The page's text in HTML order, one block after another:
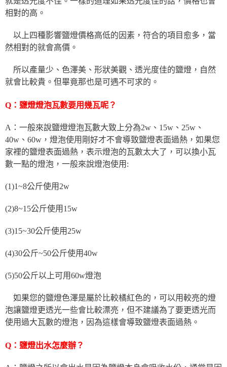
相對的高。
以上四種影響鹽燈價格高低的因素，符合的項目愈多，當
然相對的就會高價。
所以產量少、色澤美、形狀美觀、透光度佳的鹽燈，自然
就會比較貴。但畢竟那也是可遇不可求的。
Q：鹽燈燈泡瓦數要用幾瓦呢？
A：一般來說鹽燈燈泡瓦數大致上分為2w、15w、25w、
40w、60w，燈泡使用剛好才不會導致鹽燈表面過熱，如果您
家裡的鹽燈表面過熱，表示燈泡的瓦數太大了，可以換小瓦
數一點的燈泡，一般來說燈泡使用:
(1)1~8公斤使用2w
(2)8~15公斤使用15w
(3)15~30公斤使用25w
(4)30公斤~50公斤使用40w
(5)50公斤以上可用60w燈泡
如果您的鹽燈色澤是屬於比較橘紅色的，可以用較亮的燈
泡讓鹽燈更透光一些會比較漂亮，但不建議為了要更透光而
使用過大瓦數的燈泡，因為這樣會導致鹽燈表面過熱。
Q：鹽燈出水怎麼辦？